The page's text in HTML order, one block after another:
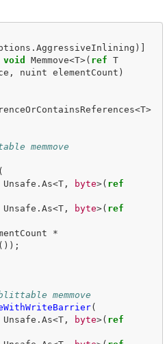
. AggressiveInlining )]
void Memmove<T>( ref T
, nuint elementCount )
<T>
memmove
(
Unsafe . As<T, byte>( ref
Unsafe . As<T, byte>( ref
*
memmove
(
Unsafe . As<T, byte>( ref